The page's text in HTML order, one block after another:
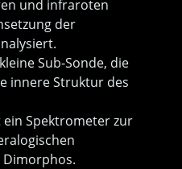
und infraroten
der
Sub-Sonde, die
innere Struktur des
ein Spektrometer zur
Dimorphos.